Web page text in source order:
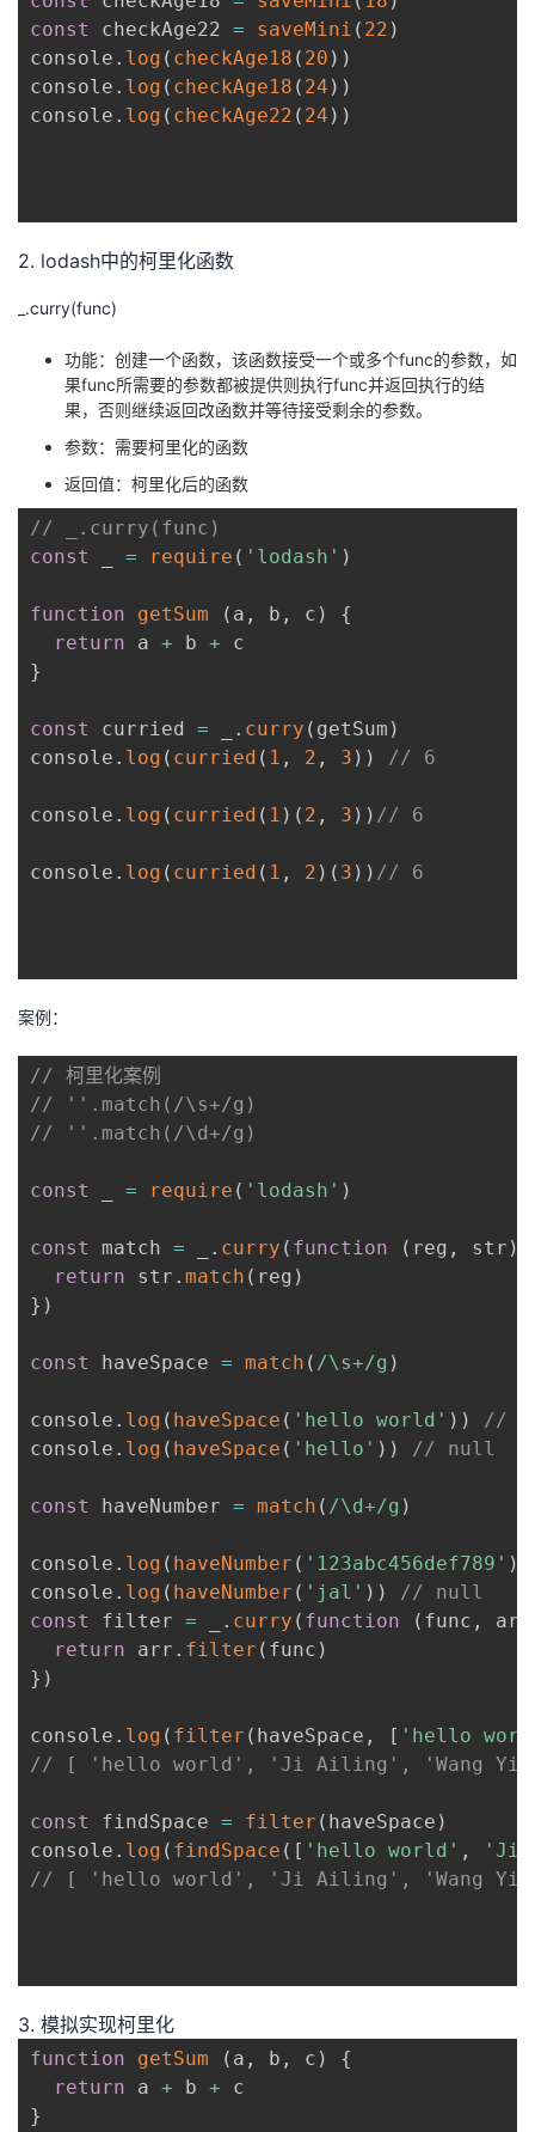
const
checkAge22 = saveMini ( 22 )
console . log ( checkAge18 ( 20 ) )
console . log ( checkAge18 ( 24 ) )
console . log ( checkAge22 ( 24 ) )
2. lodash中的柯里化函数
_.curry(func)
功能：创建一个函数，该函数接受一个或多个func的参数，如
果func所需要的参数都被提供则执行func并返回执行的结
果，否则继续返回改函数并等待接受剩余的参数。
参数：需要柯里化的函数
返回值：柯里化后的函数
// _.curry(func)
const
= require ( 'lodash' )
function getSum ( a , b , c )
{
return a + b +
}
const curried = . curry ( getSum )
console . log ( curried ( 1 , 2 , 3 ) ) // 6
console . log ( curried ( 1 ) ( 2 , 3 ) ) // 6
console . log ( curried ( 1 , 2 ) ( 3 ) ) // 6
案例：
// 柯里化案例
// ''.match(/\s+/g)
// ''.match(/\d+/g)
const = require ( 'lodash' )
const match = . curry ( function ( reg , str )
return str . match ( reg )
} )
const haveSpace = match ( /\s+/g )
console . log ( haveSpace ( 'hello world' ) )
//
console . log ( haveSpace ( 'hello' ) ) // null
const haveNumber = match ( /\d+/g )
console . log ( haveNumber ( '123abc456def789' )
console . log ( haveNumber ( 'jal' ) )
// null
const
filter = . curry ( function ( func , arr
return arr . filter ( func )
} )
console . log ( filter ( haveSpace , [ 'hello
// [ 'hello world', 'Ji Ailing', 'Wang
const findSpace = filter ( haveSpace )
console . log ( findSpace ( [ 'hello world' ,
'Ji
// [ 'hello world', 'Ji Ailing', 'Wang
3. 模拟实现柯里化
function getSum ( a , b , c )
{
return a + b +
}